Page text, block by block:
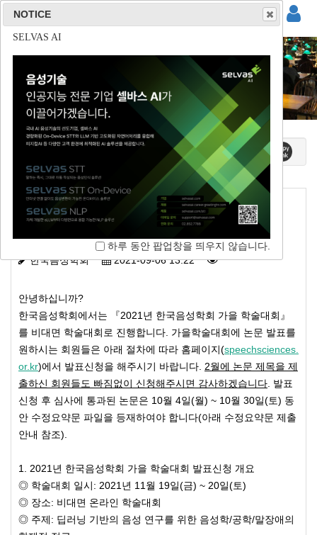
대회안내
홈 / 학술대회 / 대회안내
[가을 학술대회] 2021 한국음성학회 가을
학술대회 논문발표 신청 안내
한국음성학회 2021-09-06 13:22
안녕하십니까?
한국음성학회에서는 『2021년 한국음성학회 가을 학술대회』
를 비대면 학술대회로 진행합니다. 가을학술대회에 논문 발표를
원하시는 회원들은 아래 절차에 따라 홈페이지(speechsciences.
or.kr)에서 발표신청을 해주시기 바랍니다. 2월에 논문 제목을 제
출하신 회원들도 빠짐없이 신청해주시면 감사하겠습니다 . 발표
신청 후 심사에 통과된 논문은 10월 4일(월) ~ 10월 30일(토) 동
안 수정요약문 파일을 등재하여야 합니다(아래 수정요약문 제출
안내 참조).
1. 2021년 한국음성학회 가을 학술대회 발표신청 개요
◎ 학술대회 일시: 2021년 11월 19일(금) ~ 20일(토)
◎ 장소: 비대면 온라인 학술대회
◎ 주제: 딥러닝 기반의 음성 연구를 위한 음성학/공학/말장애의
NOTICE
(주)사운드마인드
하루 동안 팝업창을 띄우지 않습니다.
NOTICE
(주)튜터러스랩스
하루 동안 팝업창을 띄우지 않습니다.
NOTICE
(주)리드스피커코리아
하루 동안 팝업창을 띄우지 않습니다.
NOTICE
SELVAS AI
하루 동안 팝업창을 띄우지 않습니다.